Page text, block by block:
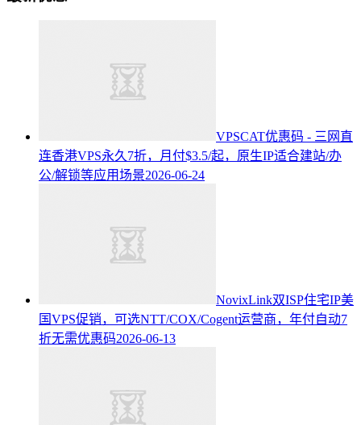
VPSCAT优惠码 - 三网直
连香港VPS永久7折，月付$3.5/起，原生IP适合建站/办
公/解锁等应用场景2026-06-24
NovixLink双ISP住宅IP美
国VPS促销，可选NTT/COX/Cogent运营商，年付自动7
折无需优惠码2026-06-13